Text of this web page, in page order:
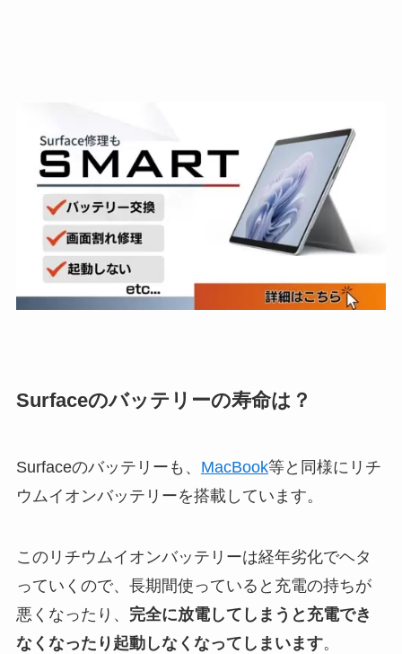
Surfaceのバッテリーの寿命は？
Surfaceのバッテリーも、 MacBook等と同様にリチ
ウムイオンバッテリーを搭載しています。
このリチウムイオンバッテリーは経年劣化でヘタ
っていくので、長期間使っていると充電の持ちが
悪くなったり、 完全に放電してしまうと充電でき
なくなったり起動しなくなってしまいます。